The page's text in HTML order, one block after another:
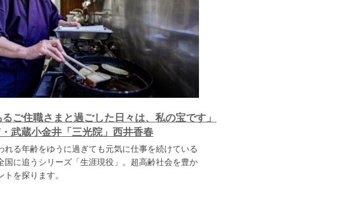
ご住職さまと過ごした日々は、私の宝です」
武蔵小金井「三光院」西井香春
れる年齢をゆうに過ぎても元気に仕事を続けている
国に追うシリーズ「生涯現役」。超高齢社会を豊か
を探ります。